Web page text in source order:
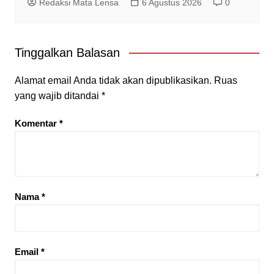
Redaksi Mata Lensa 6 Agustus 2026 0
Tinggalkan Balasan
Alamat email Anda tidak akan dipublikasikan. Ruas
yang wajib ditandai *
Komentar *
Nama*
Email *